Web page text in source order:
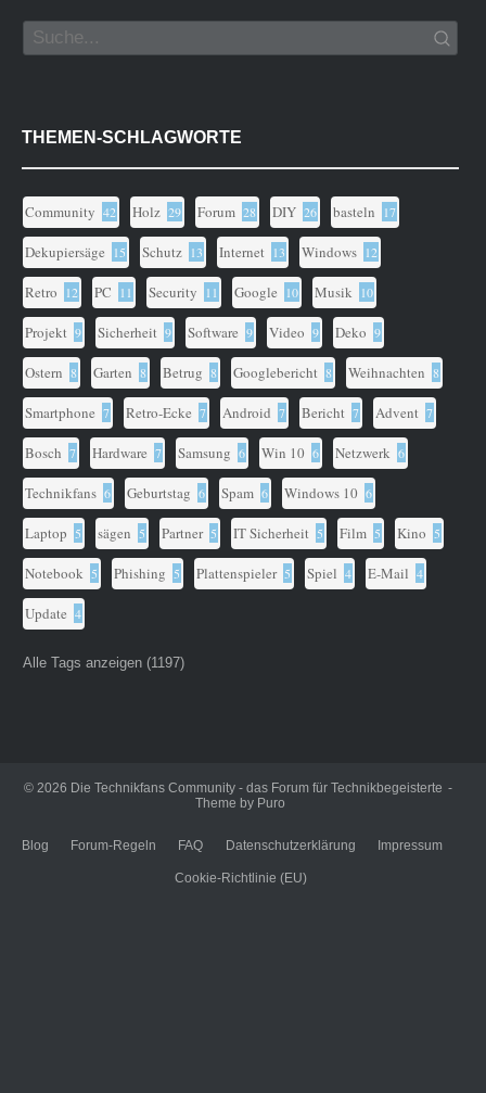
THEMEN-SCHLAGWORTE
Community 42 Holz 29 Forum 28 DIY 26 basteln 17
Dekupiersäge 15 Schutz 13 Internet 13 Windows 12
Retro 12 PC 11 Security 11 Google 10 Musik 10
Projekt 9 Sicherheit 9 Software 9 Video 9 Deko 9
Ostern 8 Garten 8 Betrug 8 Googlebericht 8 Weihnachten 8
Smartphone 7 Retro-Ecke 7 Android 7 Bericht 7 Advent 7
Bosch 7 Hardware 7 Samsung 6 Win 10 6 Netzwerk 6
Technikfans 6 Geburtstag 6 Spam 6 Windows 10 6
Laptop 5 sägen 5 Partner 5 IT Sicherheit 5 Film 5 Kino 5
Notebook 5 Phishing 5 Plattenspieler 5 Spiel 4 E-Mail 4
Update 4
Alle Tags anzeigen (1197)
© 2026 Die Technikfans Community - das Forum für Technikbegeisterte
Theme by Puro
Blog Forum-Regeln FAQ Datenschutzerklärung Impressum
Cookie-Richtlinie (EU)